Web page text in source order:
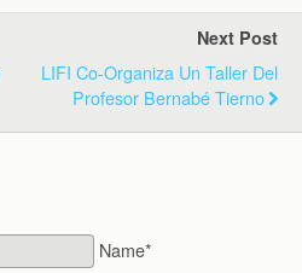
Next Post
LIFI Co-Organiza Un Taller Del
Profesor Bernabé Tierno
Name*